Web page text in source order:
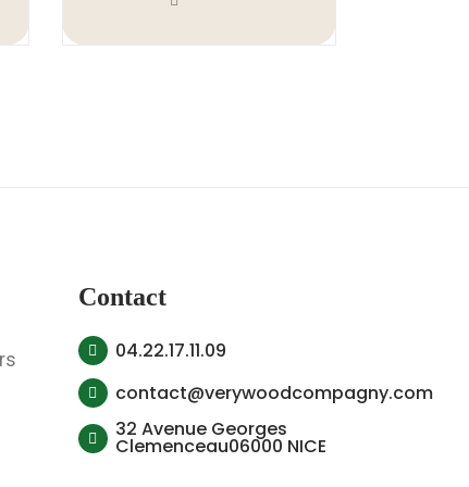
Contact
04.22.17.11.09
contact@verywoodcompagny.com
32 Avenue Georges
Clemenceau06000 NICE